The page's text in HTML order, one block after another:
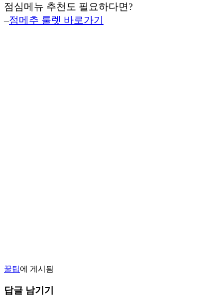
점심메뉴 추천도 필요하다면?
–점메추 룰렛 바로가기
꿀팁에 게시됨
답글 남기기